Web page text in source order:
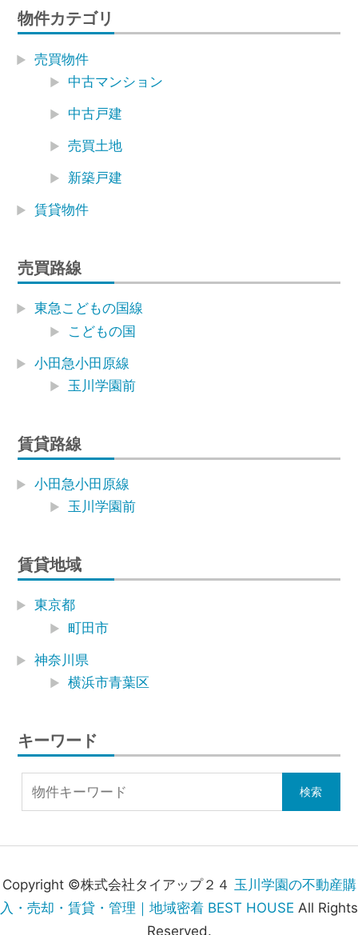
物件カテゴリ
売買物件
中古マンション
中古戸建
売買土地
新築戸建
賃貸物件
売買路線
東急こどもの国線
こどもの国
小田急小田原線
玉川学園前
賃貸路線
小田急小田原線
玉川学園前
賃貸地域
東京都
町田市
神奈川県
横浜市青葉区
キーワード
Copyright ©株式会社タイアップ２４ 玉川学園の不動産購
入・売却・賃貸・管理｜地域密着 BEST HOUSE All Rights
Reserved.